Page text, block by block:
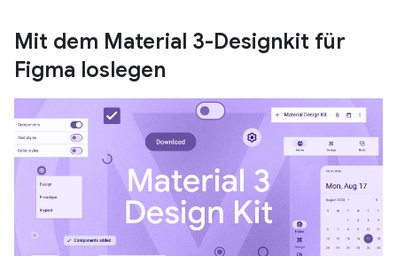
Mit dem Material 3-Designkit für
Figma loslegen